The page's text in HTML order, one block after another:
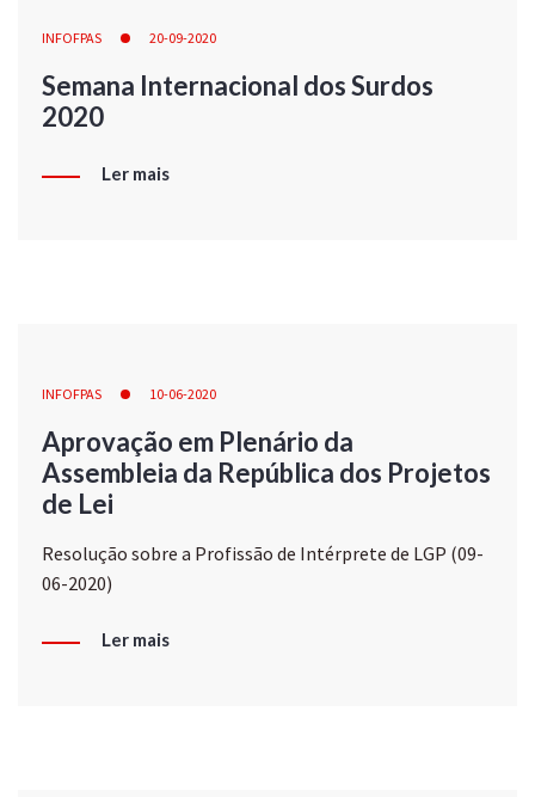
INFOFPAS 20-09-2020
Semana Internacional dos Surdos
2020
Ler mais
INFOFPAS 10-06-2020
Aprovação em Plenário da
Assembleia da República dos Projetos
de Lei
Resolução sobre a Profissão de Intérprete de LGP (09-
06-2020)
Ler mais